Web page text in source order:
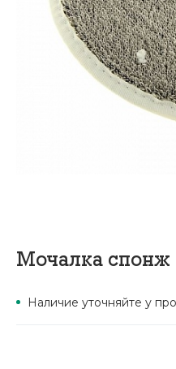
Мочалка спонж
Наличие уточняйте у